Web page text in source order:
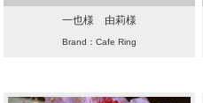
一也様 由莉様
Brand：Cafe Ring